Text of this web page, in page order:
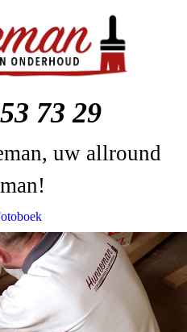
73 29
uw allround